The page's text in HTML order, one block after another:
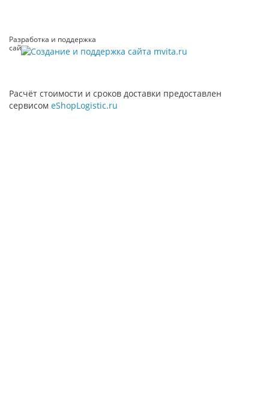
Разработка и поддержка
сайта
Расчёт стоимости и сроков доставки предоставлен
сервисом eShopLogistic.ru